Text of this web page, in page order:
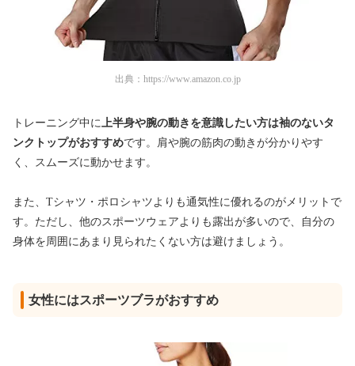
出典： https://www.amazon.co.jp
トレーニング中に
上半身や腕の動きを意識したい方は袖のないタ
ンクトップがおすすめです。肩や腕の筋肉の動きが分かりやす
く、スムーズに動かせます。
また、Tシャツ・ポロシャツよりも通気性に優れるのがメリットで
す。ただし、他のスポーツウェアよりも露出が多いので、自分の
身体を周囲にあまり見られたくない方は避けましょう。
女性にはスポーツブラがおすすめ